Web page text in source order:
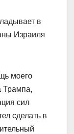
в
Израиля
моего
Трампа,
сил
сделать в